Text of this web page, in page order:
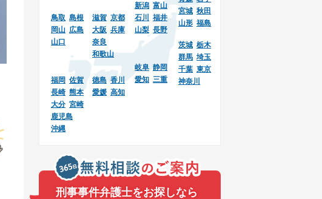
宮城 秋田
山形 福島
新潟 富山
石川
福井
山梨 長野
茨城 栃木
群馬 埼玉
千葉 東京
神奈川
岐阜 静岡
愛知 三重
滋賀 京都
大阪 兵庫
奈良
和歌山
鳥取 島根
岡山 広島
山口
徳島 香川
愛媛 高知
福岡
佐賀
長崎 熊本
大分 宮崎
鹿児島
沖縄
刑事事件弁護士をお探しなら